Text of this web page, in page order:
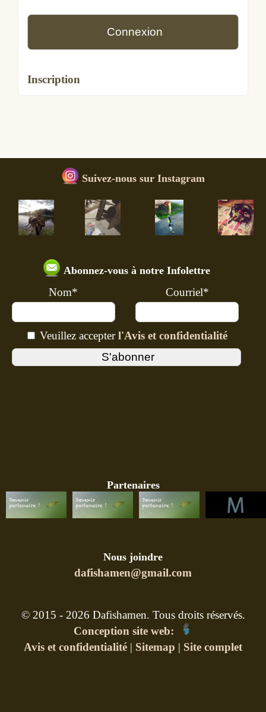
Inscription
Suivez-nous sur Instagram
Abonnez-vous à notre Infolettre
Nom* Courriel*
Veuillez accepterl'Avis et confidentialité
Partenaires
Nous joindre
dafishamen@gmail.com
© 2015 - 2026 Dafishamen. Tous droits réservés.
Conception site web:
Avis et confidentialité | Sitemap | Site complet